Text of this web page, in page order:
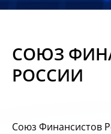
Материалы
СОЮЗ
РОССИИ
Союз Финансистов